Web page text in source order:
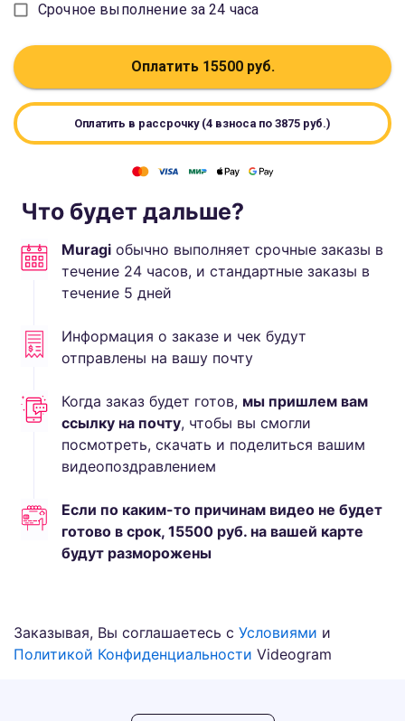
Срочное выполнение за 24 часа
Оплатить 15500руб.
Оплатить в рассрочку (4 взноса по 3875 руб.)
Что будет дальше?
Muragi обычно выполняет срочные заказы в
течение 24 часов, и стандартные заказы в
течение 5 дней
Информация о заказе и чек будут
отправлены на вашу почту
Когда заказ будет готов, мы пришлем вам
ссылку на почту, чтобы вы смогли
посмотреть, скачать и поделиться вашим
видеопоздравлением
Если по каким-то причинам видео не будет
готово в срок, 15500 руб. на вашей карте
будут разморожены
Заказывая, Вы соглашаетесь с Условиями и
Политикой Конфиденциальности Videogram